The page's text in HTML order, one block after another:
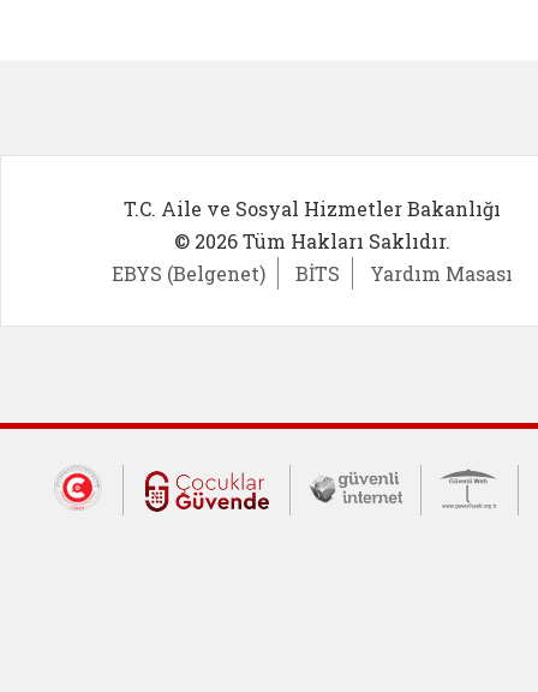
T.C. Aile ve Sosyal Hizmetler Bakanlığı
© 2026 Tüm Hakları Saklıdır.
EBYS (Belgenet)
BİTS Yardım Masası
Dış Bağlantılar
Cumhurbaşkanlığı İletişim Merkezi
Çocuklar Güvende (yeni
Güvenli